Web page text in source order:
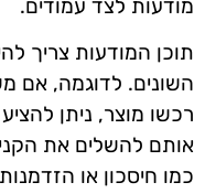
מודעות לצד עמודים.
תוכן המודעות צריך
השונים. לדוגמה, אם
רכשו מוצר, ניתן
אותם להשלים את
כמו חיסכון או